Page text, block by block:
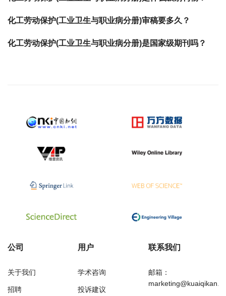
化工劳动保护(工业卫生与职业病分册)审稿要多久？
化工劳动保护(工业卫生与职业病分册)是国家级期刊吗？
公司
关于我们
招聘
用户
学术咨询
投诉建议
联系我们
邮箱：